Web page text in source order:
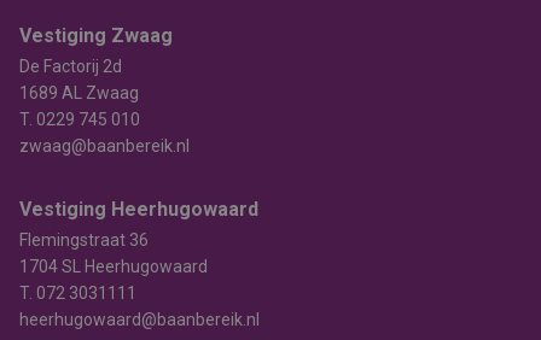
Vestiging Zwaag
De Factorij 2d
1689 AL Zwaag
T. 0229 745 010
zwaag@baanbereik.nl
Vestiging Heerhugowaard
Flemingstraat 36
1704 SL Heerhugowaard
T. 072 3031111
heerhugowaard@baanbereik.nl